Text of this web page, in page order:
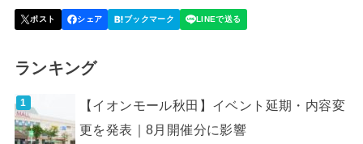
ランキング
【イオンモール秋田】イベント延期・内容変
更を発表｜8月開催分に影響